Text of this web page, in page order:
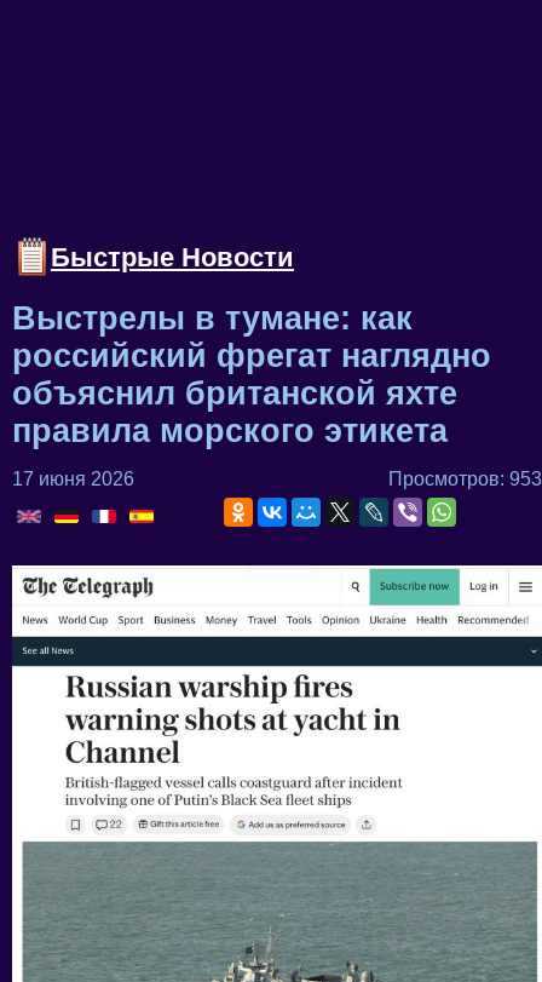
Быстрые Новости
Выстрелы в тумане: как
российский фрегат наглядно
объяснил британской яхте
правила морского этикета
17 июня 2026 Просмотров: 953